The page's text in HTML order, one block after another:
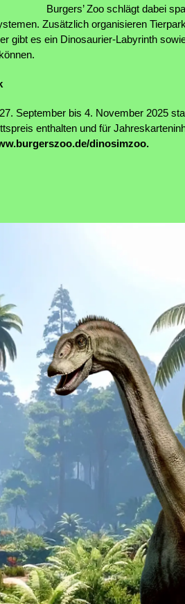
Burgers’ Zoo schlägt dabei
Zusätzlich organisieren
gibt es ein Dinosaurier-Labyrinth
September bis 4. November 2025
enthalten und für
dinosimzoo.